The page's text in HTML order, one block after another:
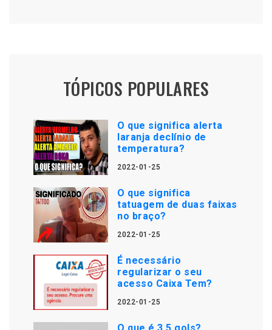
TÓPICOS POPULARES
O que significa alerta
laranja declínio de
temperatura?
2022-01-25
O que significa
tatuagem de duas faixas
no braço?
2022-01-25
É necessário
regularizar o seu
acesso Caixa Tem?
2022-01-25